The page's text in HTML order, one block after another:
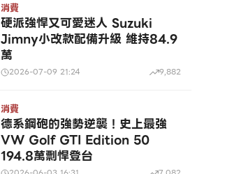
消費
硬派強悍又可愛迷人 Suzuki
Jimny小改款配備升級 維持84.9
萬
2026-07-09 21:24 9,882
消費
德系鋼砲的強勢逆襲！史上最強
VW Golf GTI Edition 50
194.8萬剽悍登台